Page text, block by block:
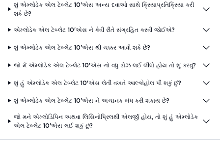
શું એમ્લોડેક એલ ટેબ્લેટ 10'એસ અન્ય દવાઓ સાથે ક્રિયાપ્રતિક્રિયા કરી
શકે છે?
એમ્લોડેક એલ ટેબ્લેટ 10'એસ ને કેવી રીતે સંગ્રહિત કરવી જોઈએ?
શું એમ્લોડેક એલ ટેબ્લેટ 10'એસ થી ચક્કર આવી શકે છે?
જો મેં એમ્લોડેક એલ ટેબ્લેટ 10'એસ નો વધુ ડોઝ લઈ લીધો હોય તો શું કરવું?
શું હું એમ્લોડેક એલ ટેબ્લેટ 10'એસ લેતી વખતે આલ્કોહોલ પી શકું છું?
શું એમ્લોડેક એલ ટેબ્લેટ 10'એસ ને અચાનક બંધ કરી શકાય છે?
જો મને એમ્લોડિપિન અથવા લિસિનોપ્રિલથી એલર્જી હોય, તો શું હું એમ્લોડેક
એલ ટેબ્લેટ 10'એસ લઈ શકું છું?